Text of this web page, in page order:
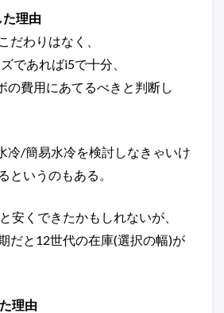
理由
だわりはなく、
であればi5で十分、
の費用にあてるべきと判断し
冷/簡易水冷を検討しなきゃいけ
というのもある。
安くできたかもしれないが、
だと12世代の在庫(選択の幅)が
理由